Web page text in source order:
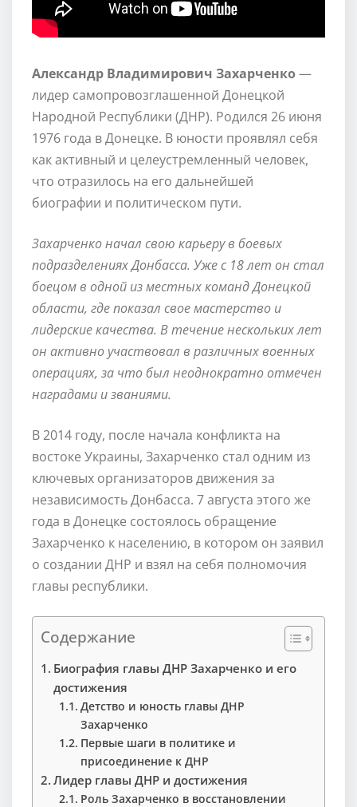
Александр Владимирович Захарченко —
лидер самопровозглашенной Донецкой
Народной Республики (ДНР). Родился 26 июня
1976 года в Донецке. В юности проявлял себя
как активный и целеустремленный человек,
что отразилось на его дальнейшей
биографии и политическом пути.
Захарченко начал свою карьеру в боевых
подразделениях Донбасса. Уже с 18 лет он стал
боецом в одной из местных команд Донецкой
области, где показал свое мастерство и
лидерские качества. В течение нескольких лет
он активно участвовал в различных военных
операциях, за что был неоднократно отмечен
наградами и званиями.
В 2014 году, после начала конфликта на
востоке Украины, Захарченко стал одним из
ключевых организаторов движения за
независимость Донбасса. 7 августа этого же
года в Донецке состоялось обращение
Захарченко к населению, в котором он заявил
о создании ДНР и взял на себя полномочия
главы республики.
Содержание
Биография главы ДНР Захарченко и его
достижения
Детство и юность главы ДНР
Захарченко
Первые шаги в политике и
присоединение к ДНР
Лидер главы ДНР и достижения
Роль Захарченко в восстановлении